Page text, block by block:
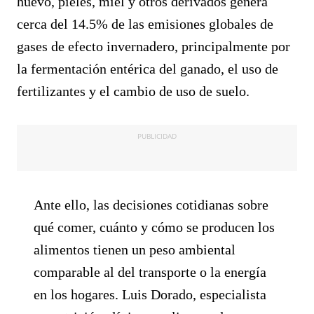
cerca del 14.5% de las emisiones globales de
gases de efecto invernadero, principalmente por
la fermentación entérica del ganado, el uso de
fertilizantes y el cambio de uso de suelo.
PUBLICIDAD
Ante ello, las decisiones cotidianas sobre
qué comer, cuánto y cómo se producen los
alimentos tienen un peso ambiental
comparable al del transporte o la energía
en los hogares. Luis Dorado, especialista